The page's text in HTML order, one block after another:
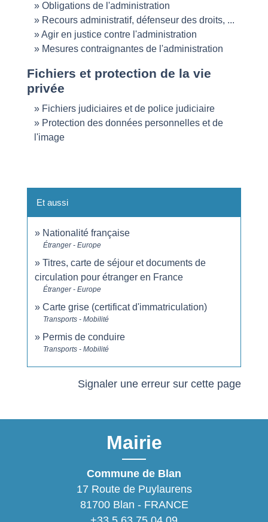
Obligations de l'administration
Recours administratif, défenseur des droits, ...
Agir en justice contre l'administration
Mesures contraignantes de l'administration
Fichiers et protection de la vie
privée
Fichiers judiciaires et de police judiciaire
Protection des données personnelles et de
l'image
Et aussi
Nationalité française
Étranger - Europe
Titres, carte de séjour et documents de
circulation pour étranger en France
Étranger - Europe
Carte grise (certificat d'immatriculation)
Transports - Mobilité
Permis de conduire
Transports - Mobilité
Signaler une erreur sur cette page
Mairie
Commune de Blan
17 Route de Puylaurens
81700 Blan - FRANCE